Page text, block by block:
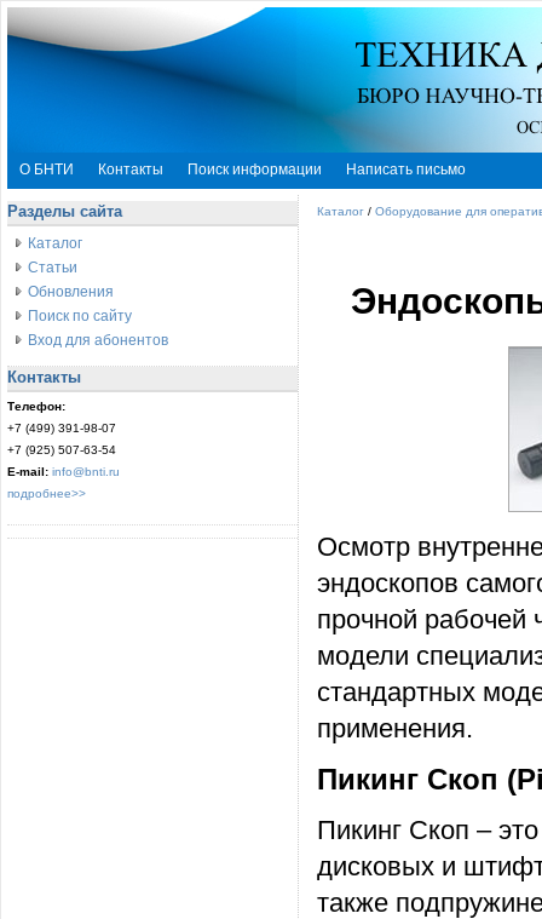
О БНТИ Контакты Поиск информации Написать письмо
Разделы сайта
Каталог
Статьи
Обновления
Поиск по сайту
Вход для абонентов
Контакты
Телефон:
+7 (499) 391-98-07
+7 (925) 507-63-54
E-mail: info@bnti.ru
подробнее>>
Каталог / Оборудование для
Осмотр
эндоскопов
прочной рабочей
модели
стандартных
применения.
Пикинг Скоп
Пикинг Скоп –
дисковых и
также